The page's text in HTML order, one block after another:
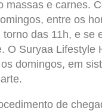
massas e carnes.
entre os
das 11h, e se
O Suryaa Lifestyle
domingos, em
de